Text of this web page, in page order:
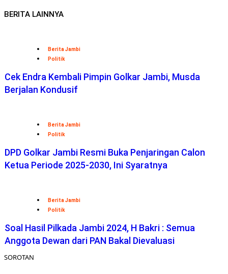
BERITA LAINNYA
Berita Jambi
Politik
Cek Endra Kembali Pimpin Golkar Jambi, Musda
Berjalan Kondusif
Berita Jambi
Politik
DPD Golkar Jambi Resmi Buka Penjaringan Calon
Ketua Periode 2025-2030, Ini Syaratnya
Berita Jambi
Politik
Soal Hasil Pilkada Jambi 2024, H Bakri : Semua
Anggota Dewan dari PAN Bakal Dievaluasi
SOROTAN